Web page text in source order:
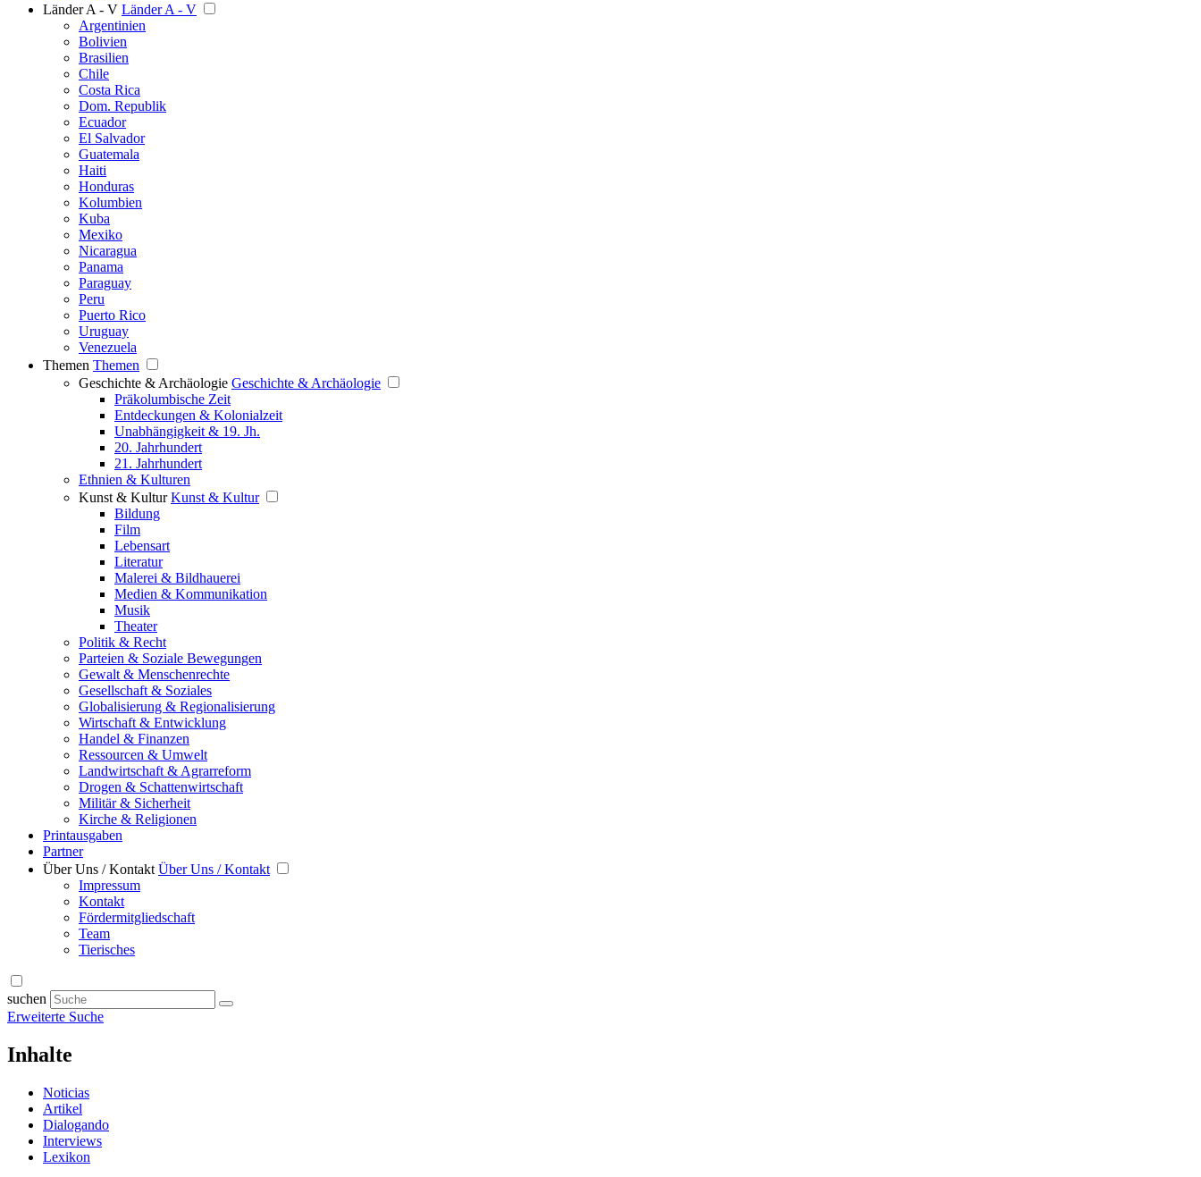
Länder A - V Länder A - V
Argentinien
Bolivien
Brasilien
Chile
Costa Rica
Dom. Republik
Ecuador
El Salvador
Guatemala
Haiti
Honduras
Kolumbien
Kuba
Mexiko
Nicaragua
Panama
Paraguay
Peru
Puerto Rico
Uruguay
Venezuela
Themen Themen
Geschichte & Archäologie Geschichte & Archäologie
Präkolumbische Zeit
Entdeckungen & Kolonialzeit
Unabhängigkeit & 19. Jh.
20. Jahrhundert
21. Jahrhundert
Ethnien & Kulturen
Kunst & Kultur Kunst & Kultur
Bildung
Film
Lebensart
Literatur
Malerei & Bildhauerei
Medien & Kommunikation
Musik
Theater
Politik & Recht
Parteien & Soziale Bewegungen
Gewalt & Menschenrechte
Gesellschaft & Soziales
Globalisierung & Regionalisierung
Wirtschaft & Entwicklung
Handel & Finanzen
Ressourcen & Umwelt
Landwirtschaft & Agrarreform
Drogen & Schattenwirtschaft
Militär & Sicherheit
Kirche & Religionen
Printausgaben
Partner
Über Uns / Kontakt Über Uns / Kontakt
Impressum
Kontakt
Fördermitgliedschaft
Team
Tierisches
suchen
Erweiterte Suche
Inhalte
Noticias
Artikel
Dialogando
Interviews
Lexikon